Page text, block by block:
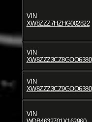
VIN
XW8ZZZ7HZHG002822
VIN
XW8ZZZ3CZ8GOO6380
VIN
XW8ZZZ3CZ9GOO6380
VIN